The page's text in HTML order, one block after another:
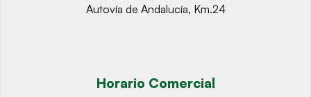
Autovía de Andalucía, Km.24
Horario Comercial